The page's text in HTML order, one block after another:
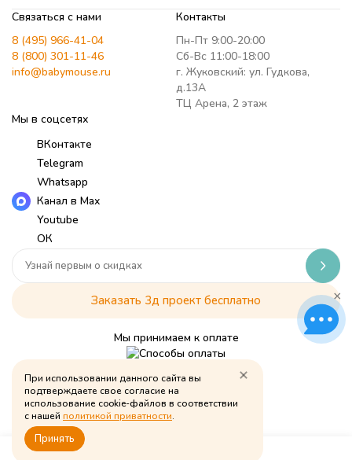
Связаться с нами
8 (495) 966-41-04
8 (800) 301-11-46
info@babymouse.ru
Контакты
Пн-Пт 9:00-20:00
Сб-Вс 11:00-18:00
г. Жуковский: ул. Гудкова,
д.13А
ТЦ Арена, 2 этаж
Мы в соцсетях
ВКонтакте
Telegram
Whatsapp
Канал в Max
Youtube
ОК
Заказать 3д проект бесплатно
Мы принимаем к оплате
Политика обработки персональных данных
© Babymouse, 2026
При использовании данного сайта вы
подтверждаете свое согласие на
использование cookie-файлов в соответствии
с нашей политикой приватности.
Принять
×